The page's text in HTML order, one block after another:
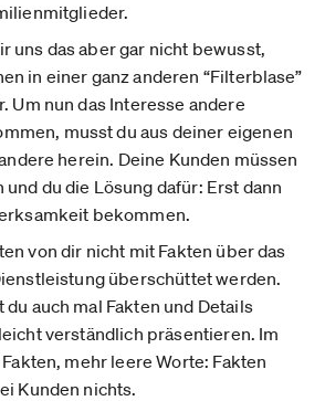
uns das aber gar nicht bewusst,
in einer ganz anderen “Filterblase”
Um nun das Interesse andere
musst du aus deiner eigenen
herein. Deine Kunden müssen
du die Lösung dafür: Erst dann
bekommen.
von dir nicht mit Fakten über das
überschüttet werden.
auch mal Fakten und Details
verständlich präsentieren. Im
mehr leere Worte: Fakten
Kunden nichts.